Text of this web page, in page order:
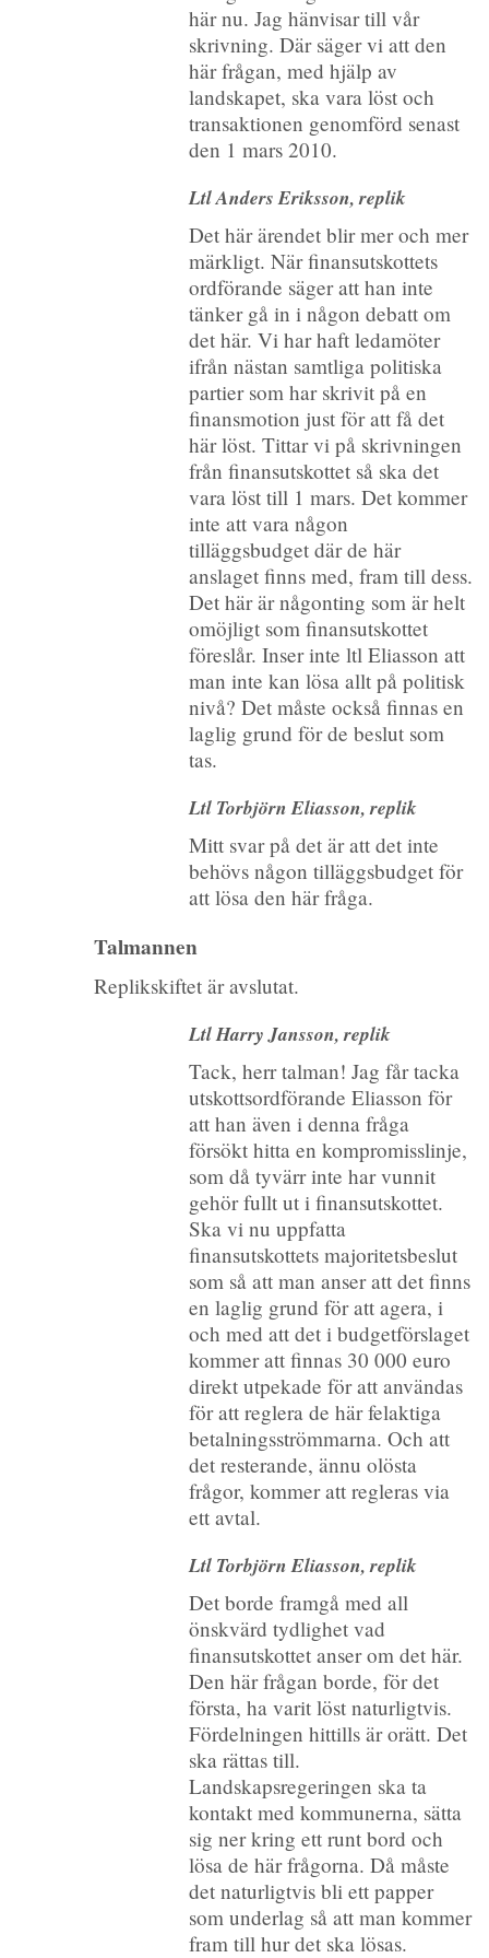
här nu. Jag hänvisar till vår
skrivning. Där säger vi att den
här frågan, med hjälp av
landskapet, ska vara löst och
transaktionen genomförd senast
den 1 mars 2010.
Ltl Anders Eriksson, replik
Det här ärendet blir mer och mer
märkligt. När finansutskottets
ordförande säger att han inte
tänker gå in i någon debatt om
det här. Vi har haft ledamöter
ifrån nästan samtliga politiska
partier som har skrivit på en
finansmotion just för att få det
här löst. Tittar vi på skrivningen
från finansutskottet så ska det
vara löst till 1 mars. Det kommer
inte att vara någon
tilläggsbudget där de här
anslaget finns med, fram till dess.
Det här är någonting som är helt
omöjligt som finansutskottet
föreslår. Inser inte ltl Eliasson att
man inte kan lösa allt på politisk
nivå? Det måste också finnas en
laglig grund för de beslut som
tas.
Ltl Torbjörn Eliasson, replik
Mitt svar på det är att det inte
behövs någon tilläggsbudget för
att lösa den här fråga.
Talmannen
Replikskiftet är avslutat.
Ltl Harry Jansson, replik
Tack, herr talman! Jag får tacka
utskottsordförande Eliasson för
att han även i denna fråga
försökt hitta en kompromisslinje,
som då tyvärr inte har vunnit
gehör fullt ut i finansutskottet.
Ska vi nu uppfatta
finansutskottets majoritetsbeslut
som så att man anser att det finns
en laglig grund för att agera, i
och med att det i budgetförslaget
kommer att finnas 30 000 euro
direkt utpekade för att användas
för att reglera de här felaktiga
betalningsströmmarna. Och att
det resterande, ännu olösta
frågor, kommer att regleras via
ett avtal.
Ltl Torbjörn Eliasson, replik
Det borde framgå med all
önskvärd tydlighet vad
finansutskottet anser om det här.
Den här frågan borde, för det
första, ha varit löst naturligtvis.
Fördelningen hittills är orätt. Det
ska rättas till.
Landskapsregeringen ska ta
kontakt med kommunerna, sätta
sig ner kring ett runt bord och
lösa de här frågorna. Då måste
det naturligtvis bli ett papper
som underlag så att man kommer
fram till hur det ska lösas.